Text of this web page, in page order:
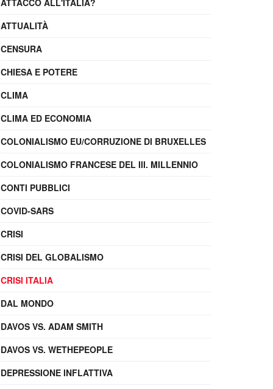
ATTACCO ALL'ITALIA?
ATTUALITÀ
CENSURA
CHIESA E POTERE
CLIMA
CLIMA ED ECONOMIA
COLONIALISMO EU/CORRUZIONE DI BRUXELLES
COLONIALISMO FRANCESE DEL III. MILLENNIO
CONTI PUBBLICI
COVID-SARS
CRISI
CRISI DEL GLOBALISMO
CRISI ITALIA
DAL MONDO
DAVOS VS. ADAM SMITH
DAVOS VS. WETHEPEOPLE
DEPRESSIONE INFLATTIVA